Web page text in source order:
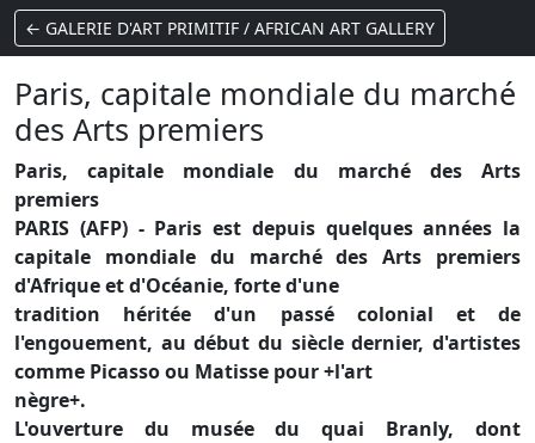
← GALERIE D'ART PRIMITIF / AFRICAN ART GALLERY
Paris, capitale mondiale du marché
des Arts premiers
Paris, capitale mondiale du marché des Arts
premiers
PARIS (AFP) - Paris est depuis quelques années la
capitale mondiale du marché des Arts premiers
d'Afrique et d'Océanie, forte d'une
tradition héritée d'un passé colonial et de
l'engouement, au début du siècle dernier, d'artistes
comme Picasso ou Matisse pour +l'art
nègre+.
L'ouverture du musée du quai Branly, dont